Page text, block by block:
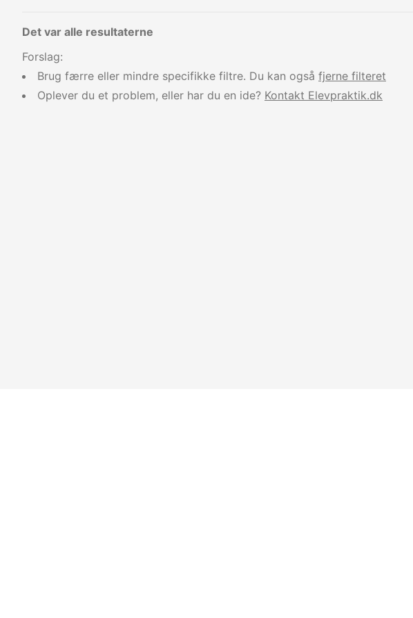
Det var alle resultaterne
Forslag:
Brug færre eller mindre specifikke filtre. Du kan også fjerne filteret
Oplever du et problem, eller har du en ide? Kontakt Elevpraktik.dk